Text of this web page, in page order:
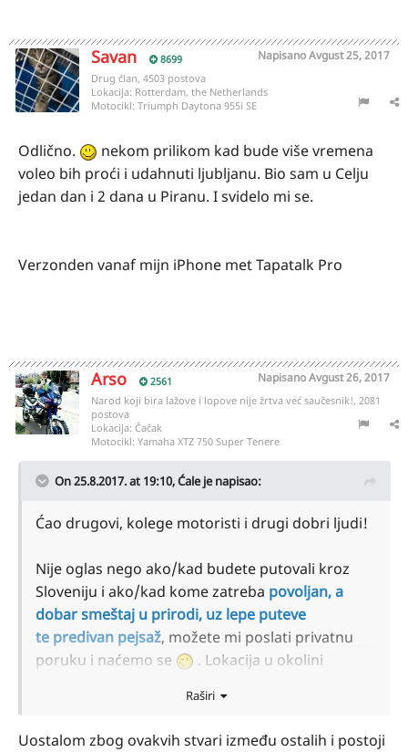
Savan 8699 NapisanoAvgust 25, 2017
Drug član, 4503 postova
Lokacija: Rotterdam, the Netherlands
Motocikl: Triumph Daytona 955i SE
Odlično.
nekom prilikom kad bude više vremena
voleo bih proći i udahnuti ljubljanu. Bio sam u Celju
jedan dan i 2 dana u Piranu. I svidelo mi se.
Verzonden vanaf mijn iPhone met Tapatalk Pro
Arso 2561 NapisanoAvgust 26, 2017
Narod koji bira lažove i lopove nije žrtva već saučesnik!, 2081
postova
Lokacija: Čačak
Motocikl: Yamaha XTZ 750 Super Tenere
On 25.8.2017. at 19:10,Ćaleje napisao:
Ćao drugovi, kolege motoristi i drugi dobri ljudi!
Nije oglas nego ako/kad budete putovali kroz
Sloveniju i ako/kad kome zatreba povoljan, a
dobar smeštaj u prirodi, uz lepe puteve
te predivan pejsaž, možete mi poslati privatnu
poruku i naćemo se
. Lokacija u okolini
Raširi
Uostalom zbog ovakvih stvari između ostalih i postoji